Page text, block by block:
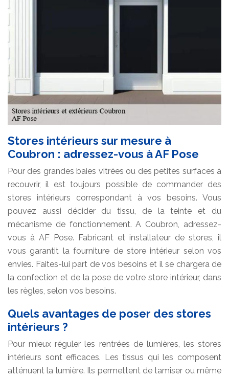
Stores intérieurs sur mesure à
Coubron : adressez-vous à AF Pose
Pour des grandes baies vitrées ou des petites surfaces à
recouvrir, il est toujours possible de commander des
stores intérieurs correspondant à vos besoins. Vous
pouvez aussi décider du tissu, de la teinte et du
mécanisme de fonctionnement. A Coubron, adressez-
vous à AF Pose. Fabricant et installateur de stores, il
vous garantit la fourniture de store intérieur selon vos
envies. Faites-lui part de vos besoins et il se chargera de
la confection et de la pose de votre store intérieur, dans
les règles, selon vos besoins.
Quels avantages de poser des stores
intérieurs ?
Pour mieux réguler les rentrées de lumières, les stores
intérieurs sont efficaces. Les tissus qui les composent
atténuent la lumière. Ils permettent de tamiser ou même